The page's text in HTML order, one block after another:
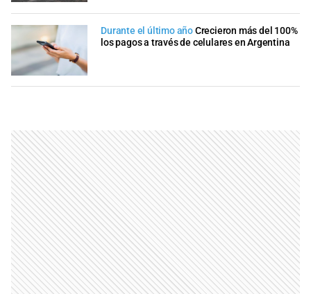
Durante el último añoCrecieron más del 100%
los pagos a través de celulares en Argentina